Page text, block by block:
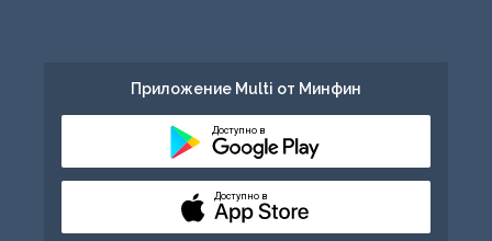
Приложение Multi от Минфин
Доступно в
Доступно в